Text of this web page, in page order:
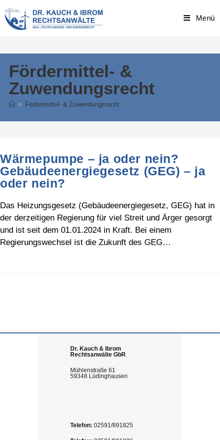
to
content
Menü
Fördermittel- &
Zuwendungsrecht
> Fördermittel- & Zuwendungsrecht
Wärmepumpe – ja oder nein?
Gebäudeenergiegesetz (GEG) – ja
oder nein?
Das Heizungsgesetz (Gebäudeenergiegesetz, GEG) hat in
der derzeitigen Regierung für viel Streit und Ärger gesorgt
und ist seit dem 01.01.2024 in Kraft. Bei einem
Regierungswechsel ist die Zukunft des GEG…
Dr. Kauch & Ibrom
Rechtsanwälte GbR
Mühlenstraße 61
59348 Lüdinghausen
Telefon: 02591/891825